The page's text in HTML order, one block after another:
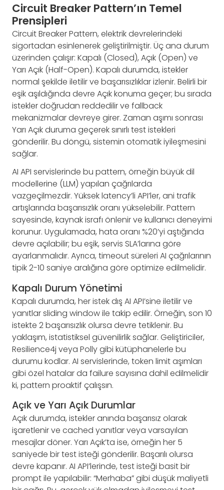
Circuit Breaker Pattern’ın Temel
Prensipleri
Circuit Breaker Pattern, elektrik devrelerindeki
sigortadan esinlenerek geliştirilmiştir. Üç ana durum
üzerinden çalışır: Kapalı (Closed), Açık (Open) ve
Yarı Açık (Half-Open). Kapalı durumda, istekler
normal şekilde iletilir ve başarısızlıklar izlenir. Belirli bir
eşik aşıldığında devre Açık konuma geçer; bu sırada
istekler doğrudan reddedilir ve fallback
mekanizmalar devreye girer. Zaman aşımı sonrası
Yarı Açık duruma geçerek sınırlı test istekleri
gönderilir. Bu döngü, sistemin otomatik iyileşmesini
sağlar.
AI API servislerinde bu pattern, örneğin büyük dil
modellerine (LLM) yapılan çağrılarda
vazgeçilmezdir. Yüksek latency’li API’ler, ani trafik
artışlarında başarısızlık oranı yükselebilir. Pattern
sayesinde, kaynak israfı önlenir ve kullanıcı deneyimi
korunur. Uygulamada, hata oranı %20’yi aştığında
devre açılabilir; bu eşik, servis SLA’larına göre
ayarlanmalıdır. Ayrıca, timeout süreleri AI çağrılarının
tipik 2-10 saniye aralığına göre optimize edilmelidir.
Kapalı Durum Yönetimi
Kapalı durumda, her istek dış AI API’sine iletilir ve
yanıtlar sliding window ile takip edilir. Örneğin, son 10
istekte 2 başarısızlık olursa devre tetiklenir. Bu
yaklaşım, istatistiksel güvenilirlik sağlar. Geliştiriciler,
Resilience4j veya Polly gibi kütüphanelerle bu
durumu kodlar. AI servislerinde, token limit aşımları
gibi özel hatalar da failure sayısına dahil edilmelidir
ki, pattern proaktif çalışsın.
Açık ve Yarı Açık Durumlar
Açık durumda, istekler anında başarısız olarak
işaretlenir ve cached yanıtlar veya varsayılan
mesajlar döner. Yarı Açık’ta ise, örneğin her 5
saniyede bir test isteği gönderilir. Başarılı olursa
devre kapanır. AI API’lerinde, test isteği basit bir
prompt ile yapılabilir: “Merhaba” gibi düşük maliyetli